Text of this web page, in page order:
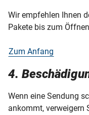
Wir empfehlen Ihnen
Pakete bis zum
Zum Anfang
4.
Wenn eine Sendung
ankommt, verweigern